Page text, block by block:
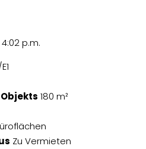
p.m.
180 m²
Zu Vermieten